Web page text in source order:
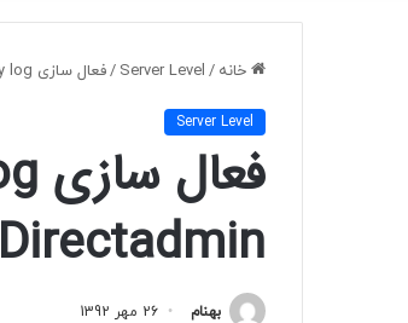
خانه /
Server Level
/فعال سازی query log دیتابیس در Directadmin
Server Level
Directadmin
بهنام 26 مهر 1392